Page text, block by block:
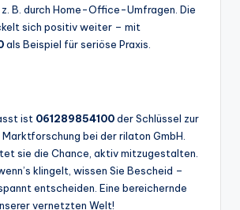
B. durch Home-Office-Umfragen. Die
sich positiv weiter – mit
als Beispiel für seriöse Praxis.
ist 061289854100der Schlüssel zur
bei der rilaton GmbH.
sie die Chance, aktiv mitzugestalten.
klingelt, wissen Sie Bescheid –
entscheiden. Eine bereichernde
vernetzten Welt!